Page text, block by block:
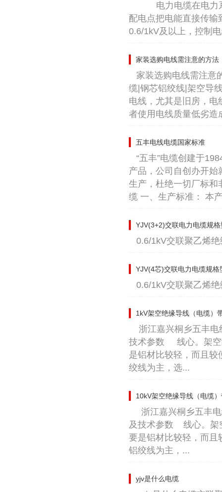
电力电缆在电力系
配电点把电能直接传
0.6/1kV及以上，控制
家装选购电线需注意的方法
家装选购电线需注意
缆|钢芯铝绞线|架空导
电线，尤其是旧房，电
者使用电线质量低劣造
五丰电线电缆国家标准
“五丰”电缆创建于
产品，公司自创办开
生产，杜绝一切厂标和
缆 一、生产标准： 本
YJV(3+2)交联电力电缆规
0.6/1kV交联聚乙
YJV(4芯)交联电力电缆规格
0.6/1kV交联聚乙
1kV架空绝缘导线（电缆）
浙江嘉兴桐乡五丰
技术参数 线心。架空
是铝材比较轻，而且
绞线为主，选...
10kV架空绝缘导线（电缆
浙江嘉兴桐乡五丰
及技术参数 线心。架
要是铝材比较轻，而且
铝绞线为主，...
yjv是什么电缆